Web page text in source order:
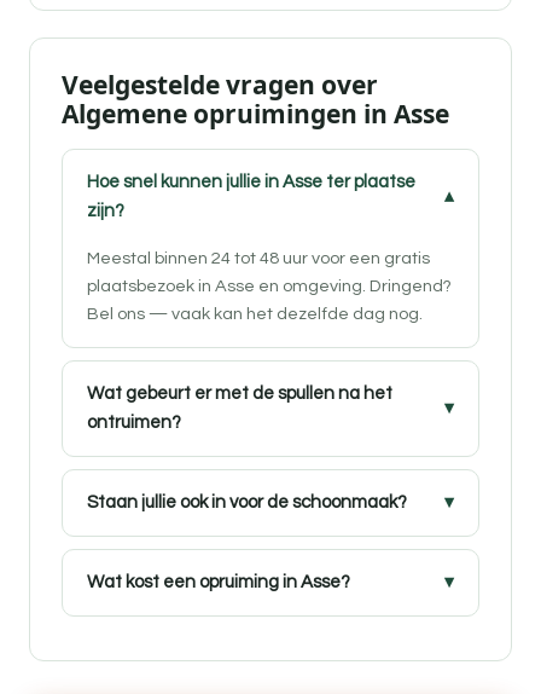
Veelgestelde vragen over
Algemene opruimingen in Asse
Hoe snel kunnen jullie in Asse ter plaatse
zijn?
Meestal binnen 24 tot 48 uur voor een gratis
plaatsbezoek in Asse en omgeving. Dringend?
Bel ons — vaak kan het dezelfde dag nog.
Wat gebeurt er met de spullen na het
ontruimen?
Staan jullie ook in voor de schoonmaak?
Wat kost een opruiming in Asse?